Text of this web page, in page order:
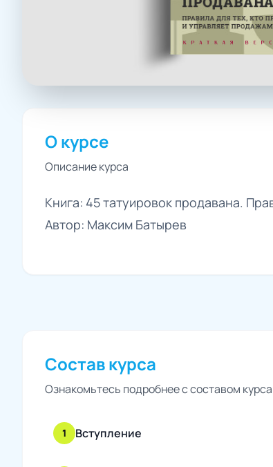
О курсе
Описание курса
Книга: 45 татуировок продавана.
Автор: Максим Батырев
Состав курса
Ознакомьтесь подробнее с составом курса
1 Вступление